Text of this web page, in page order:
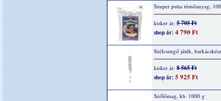
Szuper puha tömőanyag,
kisker ár: 5 705 Ft
shop ár: 4 790 Ft
Szélcsengő játék,
kisker ár: 8 565 Ft
shop ár: 5 925 Ft
Szőlőmag, kb. 1000 g